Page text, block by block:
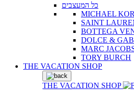
כל המעצבים
MICHAEL
SAINT
BOTTEGA
DOLCE &
MARC
TORY BURCH
THE VACATION SHOP
THE VACATION SHOP